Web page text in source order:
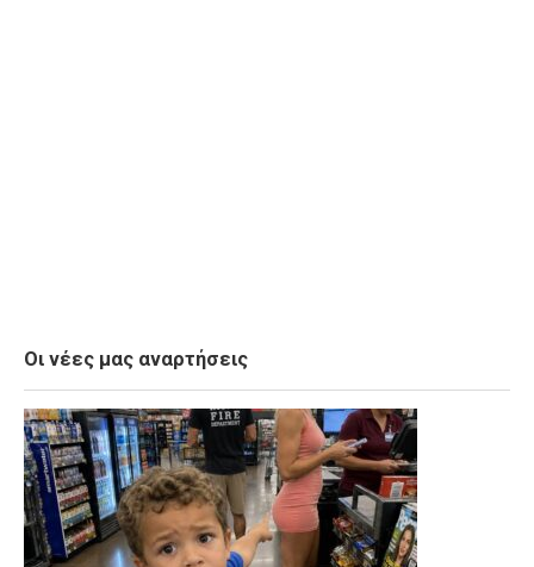
Οι νέες μας αναρτήσεις